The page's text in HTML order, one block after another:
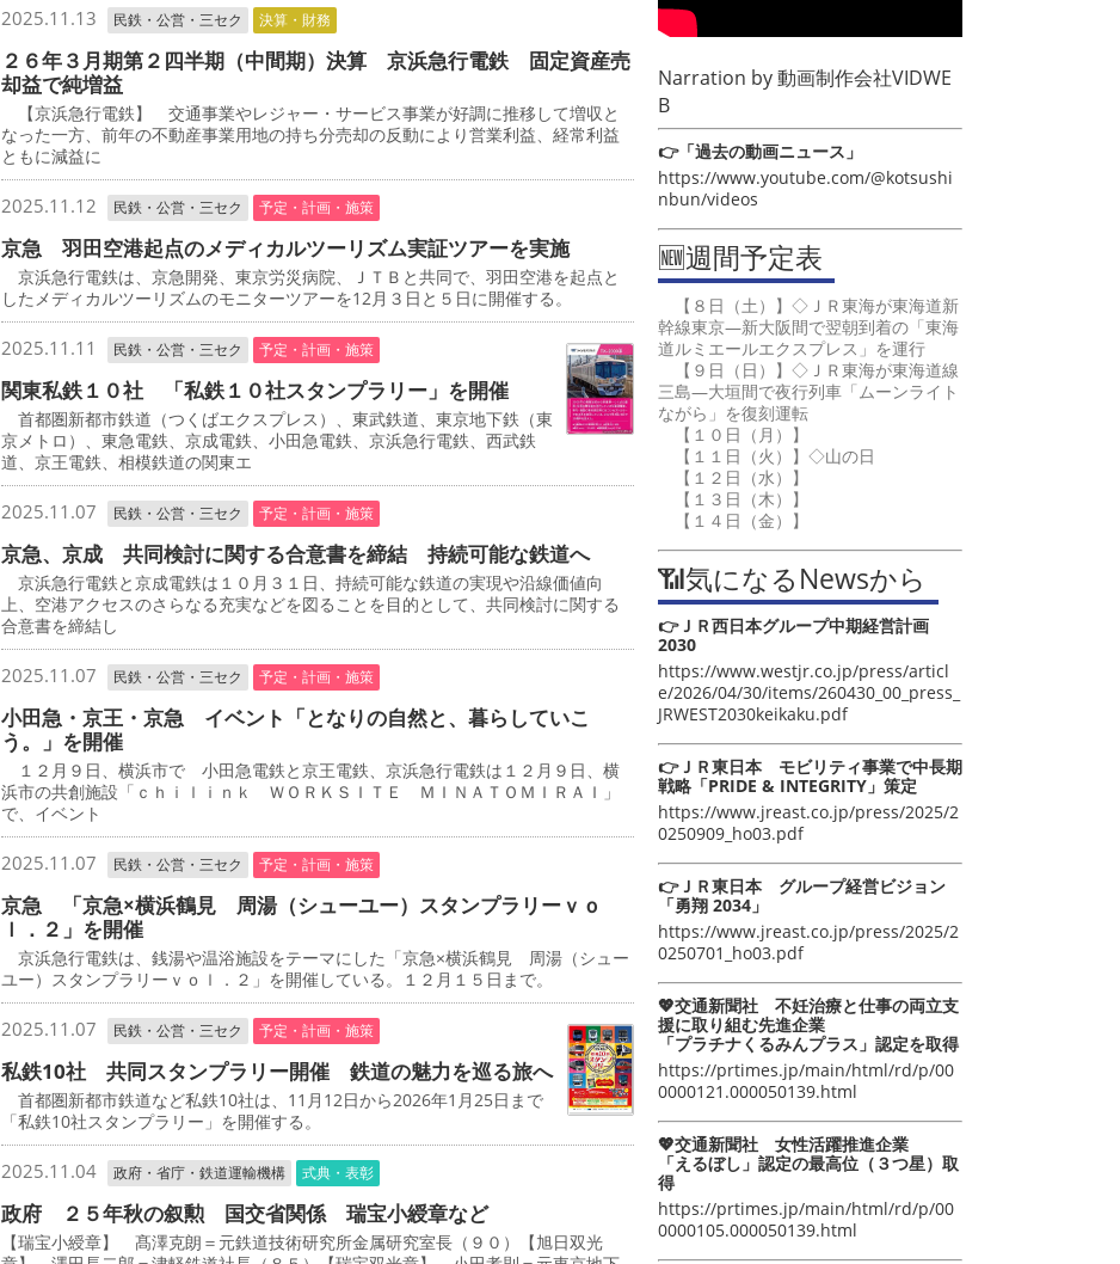
2025.11.13 民鉄・公営・三セク 決算・財務
２６年３月期第２四半期（中間期）決算 京浜急行電鉄 固定資産売
却益で純増益
【京浜急行電鉄】 交通事業やレジャー・サービス事業が好調に推移して増収と
なった一方、前年の不動産事業用地の持ち分売却の反動により営業利益、経常利益
ともに減益に
2025.11.12 民鉄・公営・三セク 予定・計画・施策
京急 羽田空港起点のメディカルツーリズム実証ツアーを実施
京浜急行電鉄は、京急開発、東京労災病院、ＪＴＢと共同で、羽田空港を起点と
したメディカルツーリズムのモニターツアーを12月３日と５日に開催する。
2025.11.11 民鉄・公営・三セク 予定・計画・施策
関東私鉄１０社 「私鉄１０社スタンプラリー」を開催
首都圏新都市鉄道（つくばエクスプレス）、東武鉄道、東京地下鉄（東
京メトロ）、東急電鉄、京成電鉄、小田急電鉄、京浜急行電鉄、西武鉄
道、京王電鉄、相模鉄道の関東エ
2025.11.07 民鉄・公営・三セク 予定・計画・施策
京急、京成 共同検討に関する合意書を締結 持続可能な鉄道へ
京浜急行電鉄と京成電鉄は１０月３１日、持続可能な鉄道の実現や沿線価値向
上、空港アクセスのさらなる充実などを図ることを目的として、共同検討に関する
合意書を締結し
2025.11.07 民鉄・公営・三セク 予定・計画・施策
小田急・京王・京急 イベント「となりの自然と、暮らしていこ
う。」を開催
１２月９日、横浜市で 小田急電鉄と京王電鉄、京浜急行電鉄は１２月９日、横
浜市の共創施設「ｃｈｉｌｉｎｋ ＷＯＲＫＳＩＴＥ ＭＩＮＡＴＯＭＩＲＡＩ」
で、イベント
2025.11.07 民鉄・公営・三セク 予定・計画・施策
京急 「京急×横浜鶴見 周湯（シューユー）スタンプラリーｖｏ
ｌ．２」を開催
京浜急行電鉄は、銭湯や温浴施設をテーマにした「京急×横浜鶴見 周湯（シュー
ユー）スタンプラリーｖｏｌ．２」を開催している。１２月１５日まで。
2025.11.07 民鉄・公営・三セク 予定・計画・施策
私鉄10社 共同スタンプラリー開催 鉄道の魅力を巡る旅へ
首都圏新都市鉄道など私鉄10社は、11月12日から2026年1月25日まで
「私鉄10社スタンプラリー」を開催する。
2025.11.04 政府・省庁・鉄道運輸機構 式典・表彰
政府 ２５年秋の叙勲 国交省関係 瑞宝小綬章など
【瑞宝小綬章】 髙澤克朗＝元鉄道技術研究所金属研究室長（９０）【旭日双光
Narration by動画制作会社VIDWE
B
👉「過去の動画ニュース」
https://www.youtube.com/@kotsushi
nbun/videos
🆕週間予定表
【８日（土）】◇ＪＲ東海が東海道新
幹線東京―新大阪間で翌朝到着の「東海
道ルミエールエクスプレス」を運行
【９日（日）】◇ＪＲ東海が東海道線
三島―大垣間で夜行列車「ムーンライト
ながら」を復刻運転
【１０日（月）】
【１１日（火）】◇山の日
【１２日（水）】
【１３日（木）】
【１４日（金）】
📶気になるNewsから
👉ＪＲ西日本グループ中期経営計画
2030
https://www.westjr.co.jp/press/articl
e/2026/04/30/items/260430_00_press_
JRWEST2030keikaku.pdf
👉ＪＲ東日本 モビリティ事業で中長期
戦略「PRIDE & INTEGRITY」策定
https://www.jreast.co.jp/press/2025/2
0250909_ho03.pdf
👉ＪＲ東日本 グループ経営ビジョン
「勇翔 2034」
https://www.jreast.co.jp/press/2025/2
0250701_ho03.pdf
💖交通新聞社 不妊治療と仕事の両立支
援に取り組む先進企業
「プラチナくるみんプラス」認定を取得
https://prtimes.jp/main/html/rd/p/00
0000121.000050139.html
💖交通新聞社 女性活躍推進企業
「えるぼし」認定の最高位（３つ星）取
得
https://prtimes.jp/main/html/rd/p/00
0000105.000050139.html